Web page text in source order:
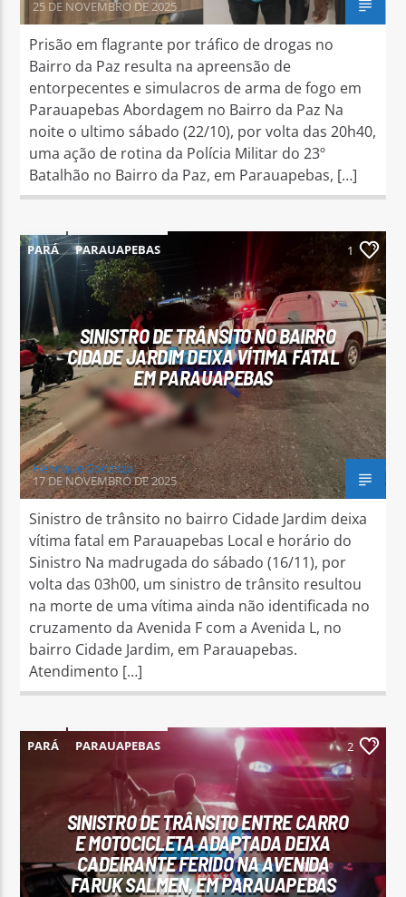
25 DE NOVEMBRO DE 2025
Prisão em flagrante por tráfico de drogas no
Bairro da Paz resulta na apreensão de
entorpecentes e simulacros de arma de fogo em
Parauapebas Abordagem no Bairro da Paz Na
noite o ultimo sábado (22/10), por volta das 20h40,
uma ação de rotina da Polícia Militar do 23º
Batalhão no Bairro da Paz, em Parauapebas, […]
PARÁ PARAUAPEBAS 1
SINISTRO DE TRÂNSITO NO BAIRRO
CIDADE JARDIM DEIXA VÍTIMA FATAL
EM PARAUAPEBAS
Henrique Gonzaga
17 DE NOVEMBRO DE 2025
Sinistro de trânsito no bairro Cidade Jardim deixa
vítima fatal em Parauapebas Local e horário do
Sinistro Na madrugada do sábado (16/11), por
volta das 03h00, um sinistro de trânsito resultou
na morte de uma vítima ainda não identificada no
cruzamento da Avenida F com a Avenida L, no
bairro Cidade Jardim, em Parauapebas.
Atendimento […]
PARÁ PARAUAPEBAS 2
SINISTRO DE TRÂNSITO ENTRE CARRO
E MOTOCICLETA ADAPTADA DEIXA
CADEIRANTE FERIDO NA AVENIDA
FARUK SALMEN, EM PARAUAPEBAS